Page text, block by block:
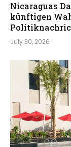
Nicaraguas
künftigen
July 30, 2026